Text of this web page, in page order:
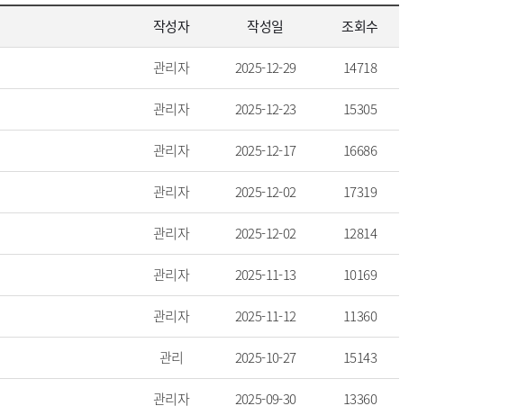
작성자 작성일 조회수
관리자 2025-12-29 14718
관리자 2025-12-23 15305
관리자 2025-12-17 16686
관리자 2025-12-02 17319
관리자 2025-12-02 12814
관리자 2025-11-13 10169
관리자 2025-11-12 11360
관리 2025-10-27 15143
관리자 2025-09-30 13360